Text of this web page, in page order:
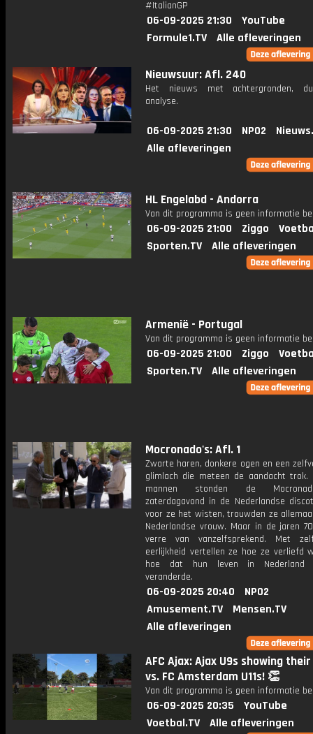
#ItalianGP
06-09-2025 21:30
YouTube
Formule1.TV
Alle afleveringen
Nieuwsuur: Afl. 240
Het nieuws met achtergronden,
analyse.
06-09-2025 21:30 NPO2
Alle afleveringen
HL Engelabd - Andorra
Van dit programma is geen informatie
06-09-2025 21:00 Ziggo
Sporten.TV
Alle afleveringen
Armenië - Portugal
Van dit programma is geen informatie
06-09-2025 21:00 Ziggo
Sporten.TV
Alle afleveringen
Mocronado's: Afl. 1
Zwarte haren, donkere ogen en een
glimlach die meteen de aandacht trok.
mannen stonden de
zaterdagavond in de Nederlandse
voor ze het wisten, trouwden ze
Nederlandse vrouw. Maar in de jaren
verre van vanzelfsprekend. Met
eerlijkheid vertellen ze hoe ze verliefd
hoe dat hun leven in Nederland
veranderde.
06-09-2025 20:40
NPO2
Amusement.TV
Mensen.TV
Alle afleveringen
AFC Ajax: Ajax U9s showing
vs. FC Amsterdam U11s! 👏
Van dit programma is geen informatie
06-09-2025 20:35
YouTube
Voetbal.TV
Alle afleveringen